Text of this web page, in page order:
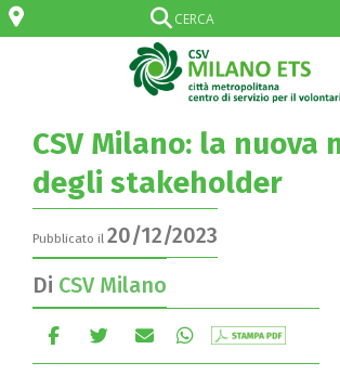
CSV Milano: la nuova
degli stakeholder
Pubblicato il 20/12/2023
Di CSV Milano